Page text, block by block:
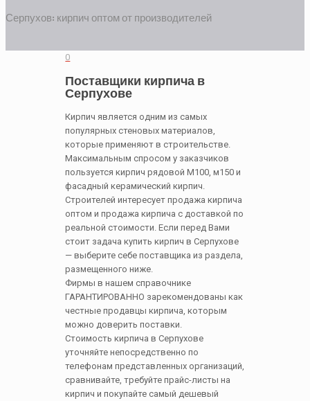
Серпухов: кирпич оптом от производителей
0
Поставщики кирпича в
Серпухове
Кирпич является одним из самых
популярных стеновых материалов,
которые применяют в строительстве.
Максимальным спросом у заказчиков
пользуется кирпич рядовой М100, м150 и
фасадный керамический кирпич.
Строителей интересует продажа кирпича
оптом и продажа кирпича с доставкой по
реальной стоимости. Если перед Вами
стоит задача купить кирпич в Серпухове
— выберите себе поставщика из раздела,
размещенного ниже.
Фирмы в нашем справочнике
ГАРАНТИРОВАННО зарекомендованы как
честные продавцы кирпича, которым
можно доверить поставки.
Стоимость кирпича в Серпухове
уточняйте непосредственно по
телефонам представленных организаций,
сравнивайте, требуйте прайс-листы на
кирпич и покупайте самый дешевый